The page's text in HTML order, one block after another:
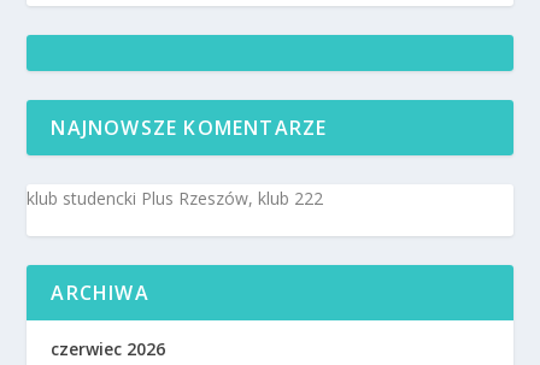
NAJNOWSZE KOMENTARZE
klub studencki Plus Rzeszów, klub 222
ARCHIWA
czerwiec 2026